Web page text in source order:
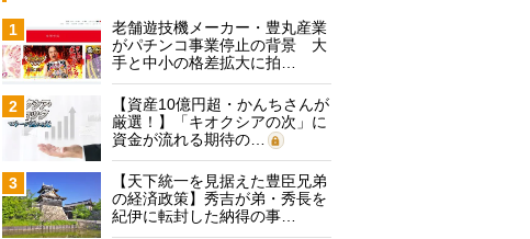
1
老舗遊技機メーカー・豊丸産業
がパチンコ事業停止の背景 大
手と中小の格差拡大に拍…
2
【資産10億円超・かんちさんが
厳選！】「キオクシアの次」に
資金が流れる期待の…
3
【天下統一を見据えた豊臣兄弟
の経済政策】秀吉が弟・秀長を
紀伊に転封した納得の事…